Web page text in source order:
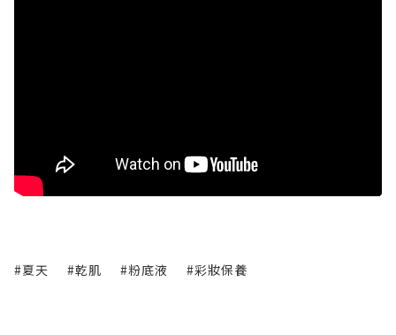
#夏天 #乾肌 #粉底液 #彩妝保養